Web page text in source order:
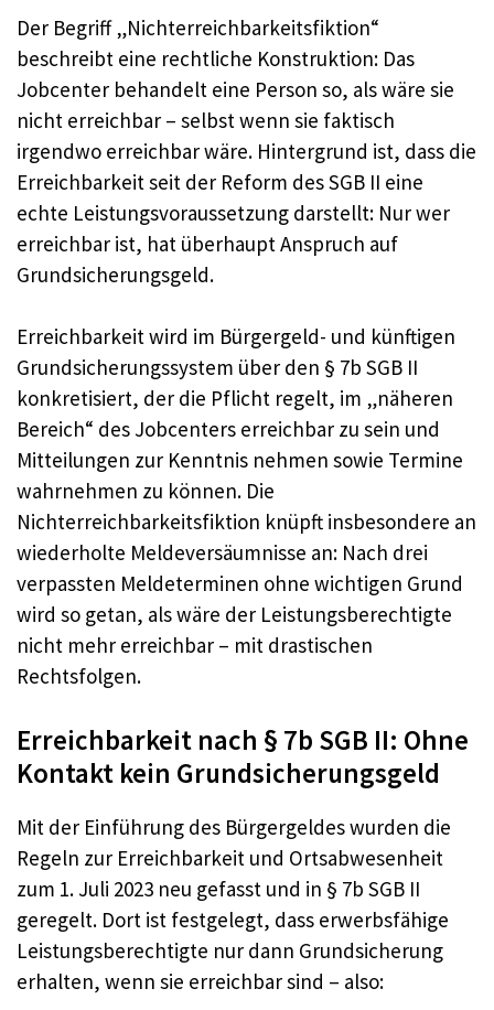
Der Begriff „Nichterreichbarkeitsfiktion“
beschreibt eine rechtliche Konstruktion: Das
Jobcenter behandelt eine Person so, als wäre sie
nicht erreichbar – selbst wenn sie faktisch
irgendwo erreichbar wäre. Hintergrund ist, dass die
Erreichbarkeit seit der Reform des SGB II eine
echte Leistungsvoraussetzung darstellt: Nur wer
erreichbar ist, hat überhaupt Anspruch auf
Grundsicherungsgeld.
Erreichbarkeit wird im Bürgergeld- und künftigen
Grundsicherungssystem über den § 7b SGB II
konkretisiert, der die Pflicht regelt, im „näheren
Bereich“ des Jobcenters erreichbar zu sein und
Mitteilungen zur Kenntnis nehmen sowie Termine
wahrnehmen zu können. Die
Nichterreichbarkeitsfiktion knüpft insbesondere an
wiederholte Meldeversäumnisse an: Nach drei
verpassten Meldeterminen ohne wichtigen Grund
wird so getan, als wäre der Leistungsberechtigte
nicht mehr erreichbar – mit drastischen
Rechtsfolgen.
Erreichbarkeit nach § 7b SGB II: Ohne
Kontakt kein Grundsicherungsgeld
Mit der Einführung des Bürgergeldes wurden die
Regeln zur Erreichbarkeit und Ortsabwesenheit
zum 1. Juli 2023 neu gefasst und in § 7b SGB II
geregelt. Dort ist festgelegt, dass erwerbsfähige
Leistungsberechtigte nur dann Grundsicherung
erhalten, wenn sie erreichbar sind – also: